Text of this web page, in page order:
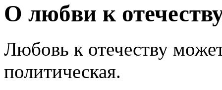
О любви к
Любовь к отечеству
политическая.